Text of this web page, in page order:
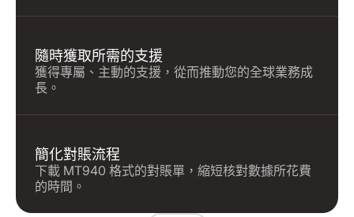
隨時獲取所需的支援
獲得專屬、主動的支援，從而推動您的全球業務成
長。
簡化對賬流程
下載 MT940 格式的對賬單，縮短核對數據所花費
的時間。